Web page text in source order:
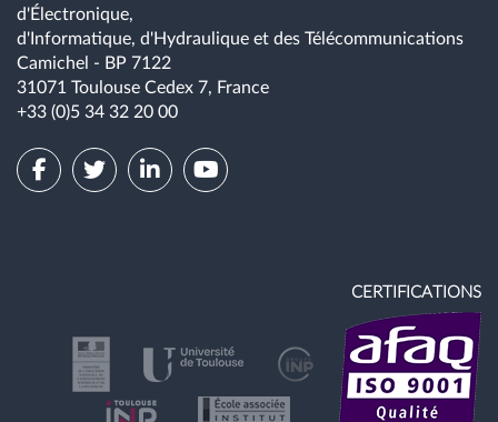
d'Électronique,
d'Informatique, d'Hydraulique et des Télécommunications
Camichel - BP 7122
31071 Toulouse Cedex 7, France
+33 (0)5 34 32 20 00
CERTIFICATIONS